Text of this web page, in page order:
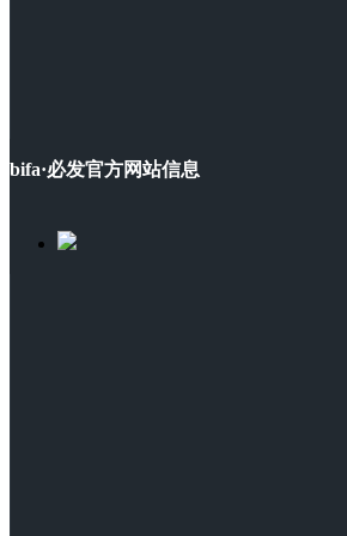
bifa·必发官方网站信息